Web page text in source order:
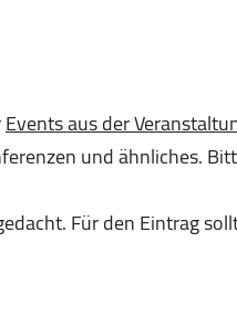
Events aus der
und ähnliches.
Für den Eintrag